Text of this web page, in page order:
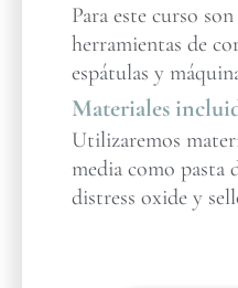
Para este curso
herramientas de
espátulas y
Materiales
Utilizaremos
media como pasta
distress oxide y